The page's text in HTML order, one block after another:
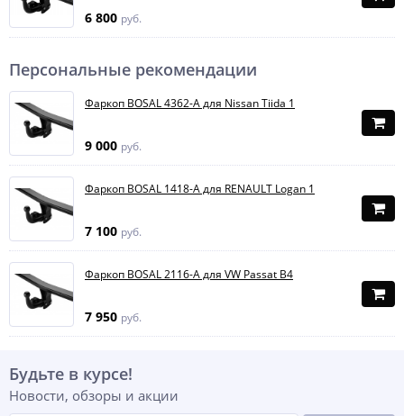
6 800 руб.
Персональные рекомендации
Фаркоп BOSAL 4362-A для Nissan Tiida 1
9 000 руб.
Фаркоп BOSAL 1418-A для RENAULT Logan 1
7 100 руб.
Фаркоп BOSAL 2116-A для VW Passat B4
7 950 руб.
Будьте в курсе!
Новости, обзоры и акции